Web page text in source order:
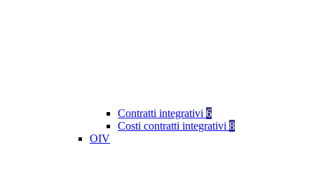
Contratti integrativi 6
Costi contratti integrativi 8
OIV